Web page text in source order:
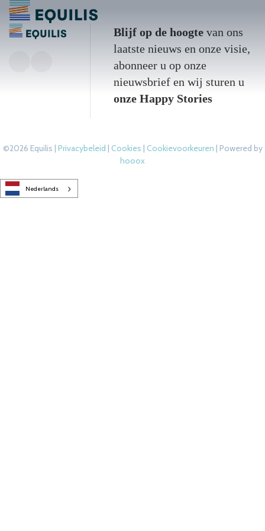
Blijf op de hoogte van ons
laatste nieuws en onze visie,
abonneer u op onze
nieuwsbrief en wij sturen u
onze Happy Stories
©2026 Equilis | Privacybeleid | Cookies | Cookievoorkeuren | Powered by
hooox
Nederlands